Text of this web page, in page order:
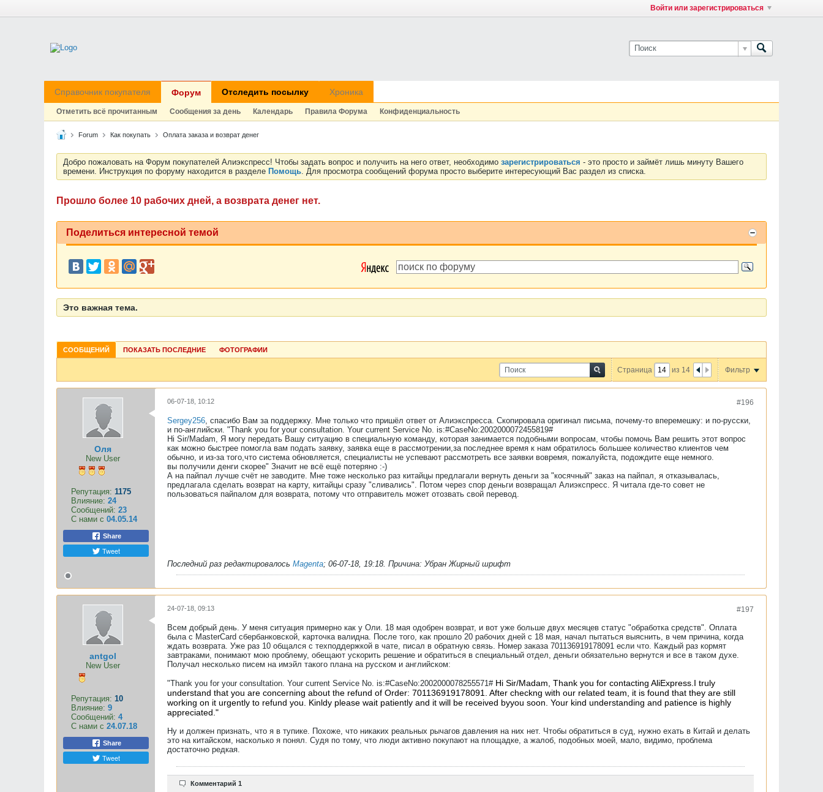
Войти или зарегистрироваться
Справочник покупателя Форум Отследить посылку Хроника
Отметить всё прочитанным Сообщения за день Календарь Правила Форума Конфиденциальность
Forum Как покупать Оплата заказа и возврат денег
Добро пожаловать на Форум покупателей Алиэкспресс! Чтобы задать вопрос и получить на него ответ, необходимо зарегистрироваться - это просто и займёт лишь минуту Вашего
времени. Инструкция по форуму находится в разделе Помощь. Для просмотра сообщений форума просто выберите интересующий Вас раздел из списка.
Прошло более 10 рабочих дней, а возврата денег нет.
Поделиться интересной темой
Это важная тема.
СООБЩЕНИЙ ПОКАЗАТЬ ПОСЛЕДНИЕ ФОТОГРАФИИ
Страница из 14 Фильтр
Оля
New User
Репутация: 1175
Влияние: 24
Сообщений: 23
С нами с 04.05.14
Share
Tweet
#196
06-07-18, 10:12
Sergey256, спасибо Вам за поддержку. Мне только что пришёл ответ от Алиэкспресса. Скопировала оригинал письма, почему-то вперемешку: и по-русски,
и по-английски. "Thank you for your consultation. Your current Service No. is:#CaseNo:2002000072455819#
Hi Sir/Madam, Я могу передать Вашу ситуацию в специальную команду, которая занимается подобными вопросам, чтобы помочь Вам решить этот вопрос
как можно быстрее помогла вам подать заявку, заявка еще в рассмотрении,за последнее время к нам обратилось большее количество клиентов чем
обычно, и из-за того,что система обновляется, специалисты не успевают рассмотреть все заявки вовремя, пожалуйста, подождите еще немного.
вы получили денги скорее" Значит не всё ещё потеряно :-)
А на пайпал лучше счёт не заводите. Мне тоже несколько раз китайцы предлагали вернуть деньги за "косячный" заказ на пайпал, я отказывалась,
предлагала сделать возврат на карту, китайцы сразу "сливались". Потом через спор деньги возвращал Алиэкспресс. Я читала где-то совет не
пользоваться пайпалом для возврата, потому что отправитель может отозвать свой перевод.
Последний раз редактировалось Magenta; 06-07-18, 19:18. Причина: Убран Жирный шрифт
antgol
New User
Репутация: 10
Влияние: 9
Сообщений: 4
С нами с 24.07.18
Share
Tweet
#197
24-07-18, 09:13
Всем добрый день. У меня ситуация примерно как у Оли. 18 мая одобрен возврат, и вот уже больше двух месяцев статус "обработка средств". Оплата
была с MasterCard сбербанковской, карточка валидна. После того, как прошло 20 рабочих дней с 18 мая, начал пытаться выяснить, в чем причина, когда
ждать возврата. Уже раз 10 общался с техподдержкой в чате, писал в обратную связь. Номер заказа 701136919178091 если что. Каждый раз кормят
завтраками, понимают мою проблему, обещают ускорить решение и обратиться в специальный отдел, деньги обязательно вернутся и все в таком духе.
Получал несколько писем на имэйл такого плана на русском и английском:
"Thank you for your consultation. Your current Service No. is:#CaseNo:2002000078255571#Hi Sir/Madam, Thank you for contacting AliExpress. I truly
understand that you are concerning about the refund of Order: 701136919178091. After checkng with our related team, it is found that they are still
working on it urgently to refund you. Kinldy please wait patiently and it will be received byyou soon. Your kind understanding and patience is highly
appreciated."
Ну и должен признать, что я в тупике. Похоже, что никаких реальных рычагов давления на них нет. Чтобы обратиться в суд, нужно ехать в Китай и делать
это на китайском, насколько я понял. Судя по тому, что люди активно покупают на площадке, а жалоб, подобных моей, мало, видимо, проблема
достаточно редкая.
Комментарий 1